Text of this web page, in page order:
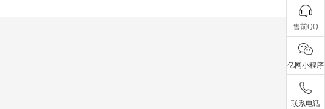
售前QQ
亿网小程序
联系电话